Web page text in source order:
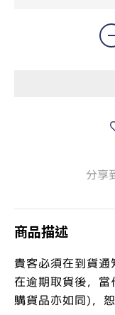
分享
商品描述
貴客必須在到貨
在逾期取貨後，
購貨品亦如同)，